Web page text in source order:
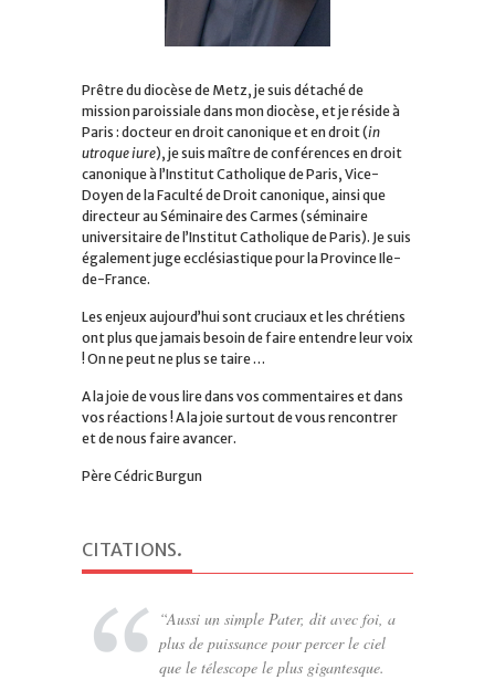
Prêtre du diocèse de Metz, je suis détaché de
mission paroissiale dans mon diocèse, et je réside à
Paris : docteur en droit canonique et en droit (in
utroque iure), je suis maître de conférences en droit
canonique à l’Institut Catholique de Paris, Vice-
Doyen de la Faculté de Droit canonique, ainsi que
directeur au Séminaire des Carmes (séminaire
universitaire de l’Institut Catholique de Paris). Je suis
également juge ecclésiastique pour la Province Ile-
de-France.
Les enjeux aujourd’hui sont cruciaux et les chrétiens
ont plus que jamais besoin de faire entendre leur voix
! On ne peut ne plus se taire …
A la joie de vous lire dans vos commentaires et dans
vos réactions ! A la joie surtout de vous rencontrer
et de nous faire avancer.
Père Cédric Burgun
CITATIONS.
Aussi un simple Pater, dit avec foi, a
plus de puissance pour percer le ciel
que le télescope le plus gigantesque.